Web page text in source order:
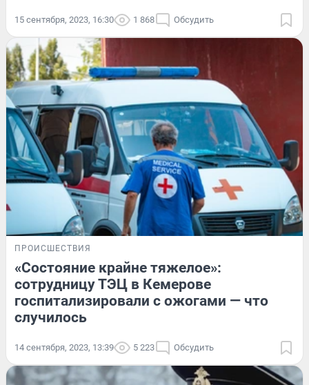
15 сентября, 2023, 16:30 1 868 Обсудить
ПРОИСШЕСТВИЯ
«Состояние крайне тяжелое»:
сотрудницу ТЭЦ в Кемерове
госпитализировали с ожогами — что
случилось
14 сентября, 2023, 13:39 5 223 Обсудить